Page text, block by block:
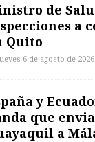
de
a
Quito
6 de agosto de 2026
y
que
a